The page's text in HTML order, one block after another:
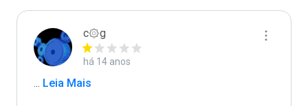
c۞g
há 14 anos
... Leia Mais